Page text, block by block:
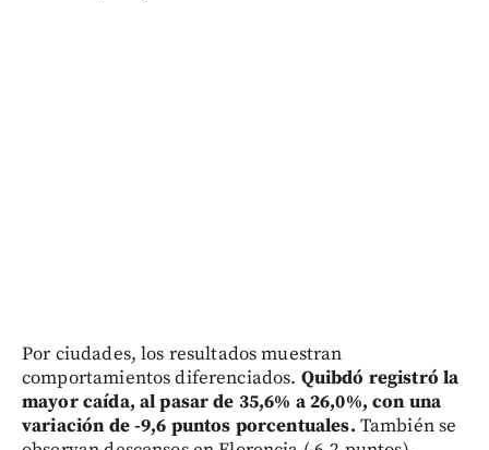
Por ciudades, los resultados muestran
comportamientos diferenciados. Quibdó registró la
mayor caída, al pasar de 35,6% a 26,0%, con una
variación de -9,6 puntos porcentuales. También se